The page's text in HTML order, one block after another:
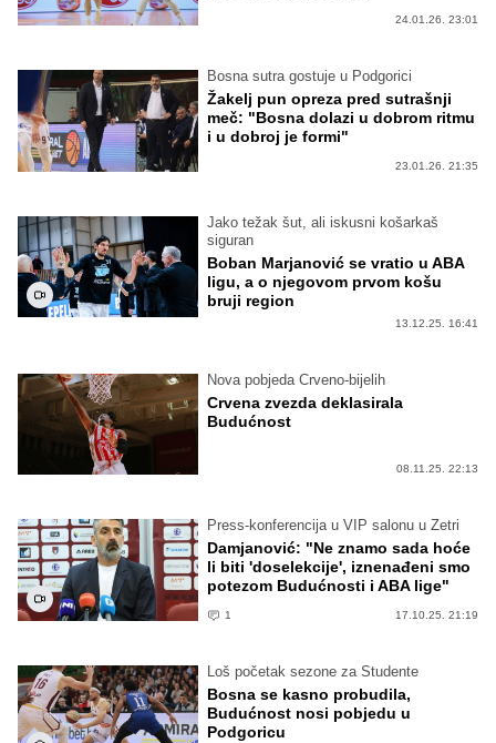
24.01.26. 23:01
Bosna sutra gostuje u Podgorici
Žakelj pun opreza pred sutrašnji
meč: "Bosna dolazi u dobrom ritmu
i u dobroj je formi"
23.01.26. 21:35
Jako težak šut, ali iskusni košarkaš
siguran
Boban Marjanović se vratio u ABA
ligu, a o njegovom prvom košu
bruji region
13.12.25. 16:41
Nova pobjeda Crveno-bijelih
Crvena zvezda deklasirala
Budućnost
08.11.25. 22:13
Press-konferencija u VIP salonu u Zetri
Damjanović: "Ne znamo sada hoće
li biti 'doselekcije', iznenađeni smo
potezom Budućnosti i ABA lige"
1 17.10.25. 21:19
Loš početak sezone za Studente
Bosna se kasno probudila,
Budućnost nosi pobjedu u
Podgoricu